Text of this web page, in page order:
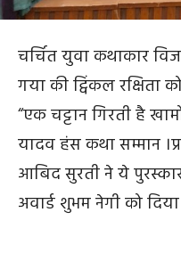
चर्चित युवा कथाकार
गया की ट्विंकल रक्षिता
“एक चट्टान गिरती है
यादव हंस कथा सम्मान
आबिद सुरती ने ये
अवार्ड शुभम नेगी को